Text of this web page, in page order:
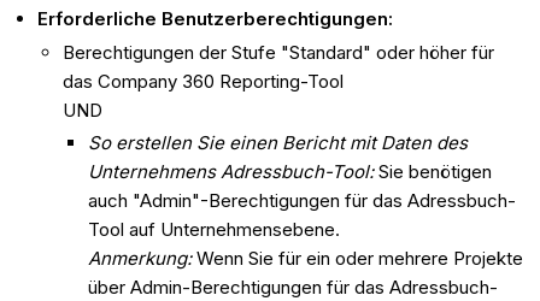
Erforderliche Benutzerberechtigungen:
Berechtigungen der Stufe "Standard" oder höher für
das Company 360 Reporting-Tool
UND
So erstellen Sie einen Bericht mit Daten des
Unternehmens Adressbuch-Tool:Sie benötigen
auch "Admin"-Berechtigungen für das Adressbuch-
Tool auf Unternehmensebene.
Anmerkung:Wenn Sie für ein oder mehrere Projekte
über Admin-Berechtigungen für das Adressbuch-